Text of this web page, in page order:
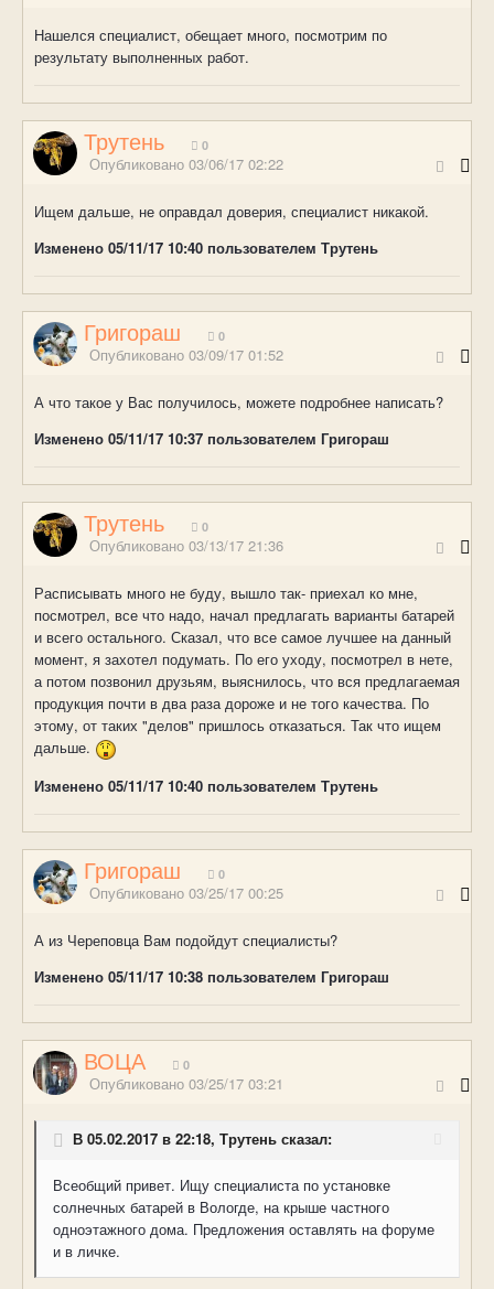
Нашелся специалист, обещает много, посмотрим по
результату выполненных работ.
Трутень 0
Опубликовано 03/06/17 02:22
Ищем дальше, не оправдал доверия, специалист никакой.
Изменено 05/11/17 10:40 пользователем Трутень
Григораш 0
Опубликовано 03/09/17 01:52
А что такое у Вас получилось, можете подробнее написать?
Изменено 05/11/17 10:37 пользователем Григораш
Трутень 0
Опубликовано 03/13/17 21:36
Расписывать много не буду, вышло так- приехал ко мне,
посмотрел, все что надо, начал предлагать варианты батарей
и всего остального. Сказал, что все самое лучшее на данный
момент, я захотел подумать. По его уходу, посмотрел в нете,
а потом позвонил друзьям, выяснилось, что вся предлагаемая
продукция почти в два раза дороже и не того качества. По
этому, от таких "делов" пришлось отказаться. Так что ищем
дальше.
Изменено 05/11/17 10:40 пользователем Трутень
Григораш 0
Опубликовано 03/25/17 00:25
А из Череповца Вам подойдут специалисты?
Изменено 05/11/17 10:38 пользователем Григораш
ВОЦА 0
Опубликовано 03/25/17 03:21
В 05.02.2017 в 22:18, Трутень сказал:
Всеобщий привет. Ищу специалиста по установке
солнечных батарей в Вологде, на крыше частного
одноэтажного дома. Предложения оставлять на форуме
и в личке.